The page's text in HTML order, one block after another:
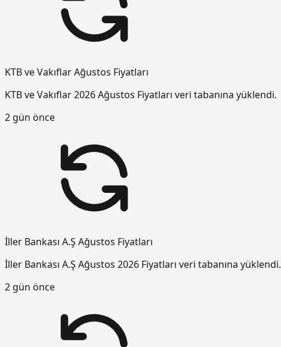
KTB ve Vakıflar Ağustos Fiyatları
KTB ve Vakıflar 2026 Ağustos Fiyatları veri tabanına yüklendi.
2 gün önce
İller Bankası A.Ş Ağustos Fiyatları
İller Bankası A.Ş Ağustos 2026 Fiyatları veri tabanına yüklendi.
2 gün önce